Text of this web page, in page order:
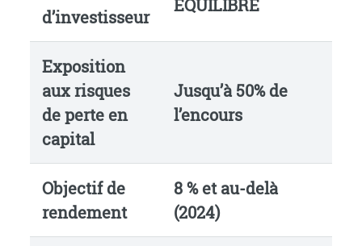
d’investisseur
ÉQUILIBRÉ
Exposition
aux risques
de perte en
capital
Jusqu’à 50% de
l’encours
Objectif de
rendement
8 % et au-delà
(2024)